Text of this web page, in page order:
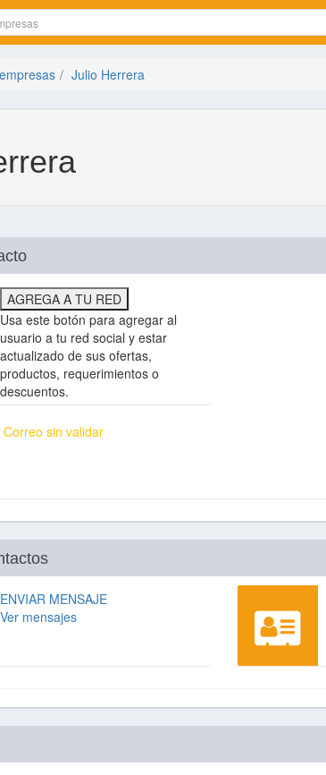
Julio Herrera
AGREGA A TU RED
Usa este botón para agregar al
usuario a tu red social y estar
actualizado de sus ofertas,
productos, requerimientos o
descuentos.
Correo sin validar
ENVIAR MENSAJE
Ver mensajes